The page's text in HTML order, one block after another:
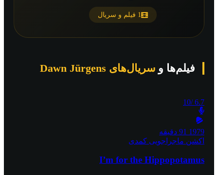
1 فیلم و سریال
فیلم‌ها و سریال‌های Dawn Jürgens
6.7
/10
1979 91 دقیقه
اکشن ماجراجویی کمدی
I’m for the Hippopotamus